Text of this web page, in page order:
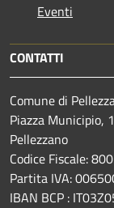
Eventi
CONTATTI
Comune di
Piazza Municipio,
Pellezzano
Codice Fiscale:
Partita IVA:
IBAN BCP :